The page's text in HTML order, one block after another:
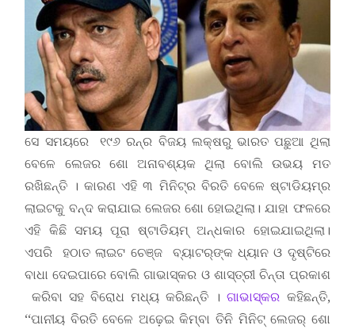
ସେ ସମୟରେ ୧୯୬ ରନ୍‌ର ବିଜୟ ଲକ୍ଷରୁ ଭାରତ ପଛୁଆ ଥିଲା
ବେଳେ ଲେଜର ଶୋ ଅନାବଶ୍ୟକ ଥିଲା ବୋଲି ଉଭୟ ମତ
ରଖିଛନ୍ତି । କାରଣ ଏହି ୩ ମିନିଟ୍‌ର ବିରତି ବେଳେ ଷ୍ଟାଡିୟମ୍‌ର
ଲାଇଟକୁ ବନ୍ଦ କରାଯାଇ ଲେଜର ଶୋ ହୋଇଥିଲା। ଯାହା ଫଳରେ
ଏହି କିଛି ସମୟ ପୂରା ଷ୍ଟାଡିୟମ୍‌ ଅନ୍ଧକାର ହୋଇଯାଇଥିଲା।
ଏପରି ହଠାତ ଲାଇଟ ଚେଞ୍ଜ ବ୍ୟାଟର୍‌ଙ୍କ ଧ୍ୟାନ ଓ ଦୃଷ୍ଟିରେ
ବାଧା ଦେଇପାରେ ବୋଲି ଗାଭାସ୍କର ଓ ଶାସ୍ତ୍ରୀ ଚିନ୍ତା ପ୍ରକାଶ
କରିବା ସହ ବିରୋଧ ମଧ୍ୟ କରିଛନ୍ତି ।ଗାଭାସ୍କର କହିଛନ୍ତି,
‘‘ପାନୀୟ ବିରତି ବେଳେ ଅଢ଼େଇ କିମ୍ବା ତିନି ମିନିଟ୍‌ ଲେଜର୍‌ ଶୋ